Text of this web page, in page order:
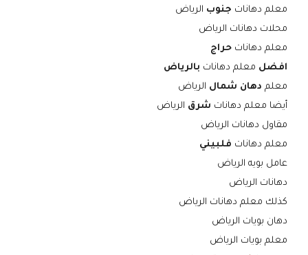
معلم دهانات جنوب الرياض
محلات دهانات الرياض
معلم دهانات حراج
افضل معلم دهانات بالرياض
معلم دهان شمال الرياض
أيضا معلم دهانات شرق الرياض
مقاول دهانات الرياض
معلم دهانات فلبيني
عامل بويه الرياض
دهانات الرياض
كذلك معلم دهانات الرياض
دهان بويات الرياض
معلم بويات الرياض